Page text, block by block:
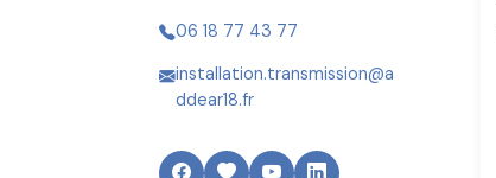
06 18 77 43 77
installation.transmission@a
ddear18.fr